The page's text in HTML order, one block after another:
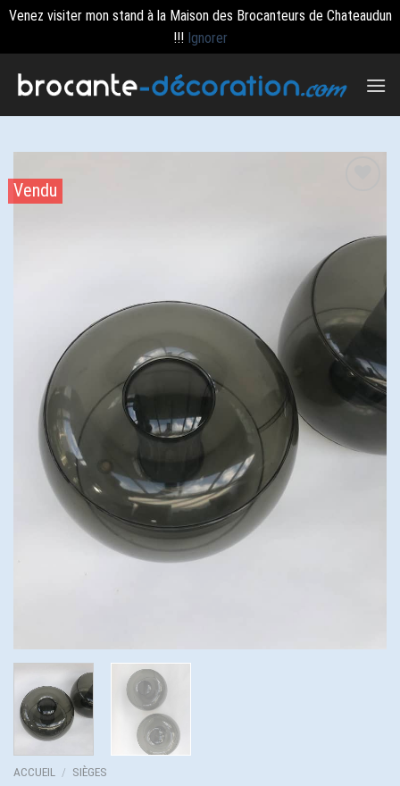
Venez visiter mon stand à la Maison des Brocanteurs de Chateaudun
!!! Ignorer
Vendu
wishlist
ACCUEIL / SIÈGES